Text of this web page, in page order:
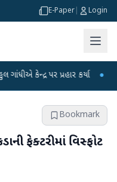
E-Paper Login
પર પ્રહાર કર્યા ●
Bookmark
ફેક્ટરીમાં વિસ્ફોટ